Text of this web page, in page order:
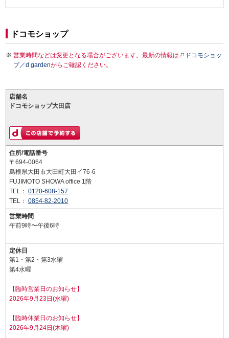
ドコモショップ
営業時間などは変更となる場合がございます。最新の情報は
ドコモショッ
プ／d gardenからご確認ください。
店舗名
ドコモショップ大田店
住所/電話番号
〒694-0064
島根県大田市大田町大田イ76-6
FUJIMOTO SHOWA office 1階
TEL： 0120-608-157
TEL： 0854-82-2010
営業時間
午前9時〜午後6時
定休日
第1・第2・第3水曜
第4水曜
【臨時営業日のお知らせ】
2026年9月23日(水曜)
【臨時休業日のお知らせ】
2026年9月24日(木曜)